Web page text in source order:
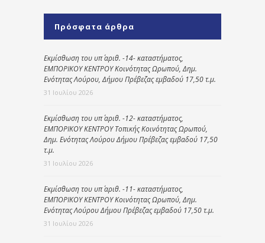
Πρόσφατα άρθρα
Εκμίσθωση του υπ΄ αριθ. -14- καταστήματος,
ΕΜΠΟΡΙΚΟΥ ΚΕΝΤΡΟΥ Κοινότητας Ωρωπού, Δημ.
Ενότητας Λούρου, Δήμου Πρέβεζας εμβαδού 17,50 τ.μ.
31 Ιουλίου 2026
Εκμίσθωση του υπ΄ αριθ. -12- καταστήματος,
ΕΜΠΟΡΙΚΟΥ ΚΕΝΤΡΟΥ Τοπικής Κοινότητας Ωρωπού,
Δημ. Ενότητας Λούρου Δήμου Πρέβεζας εμβαδού 17,50
τ.μ.
31 Ιουλίου 2026
Εκμίσθωση του υπ΄ αριθ. -11- καταστήματος,
ΕΜΠΟΡΙΚΟΥ ΚΕΝΤΡΟΥ Κοινότητας Ωρωπού, Δημ.
Ενότητας Λούρου Δήμου Πρέβεζας εμβαδού 17,50 τ.μ.
31 Ιουλίου 2026